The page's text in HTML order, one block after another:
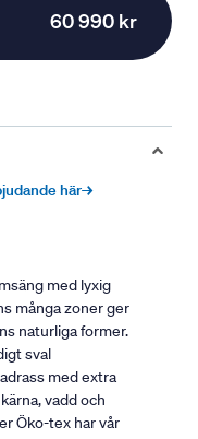
60 990 kr
här→
med lyxig
många zoner ger
naturliga former.
sval
med extra
vadd och
Öko-tex har vår